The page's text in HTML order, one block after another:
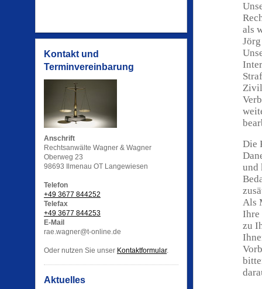
Kontakt und
Terminvereinbarung
Anschrift
Rechtsanwälte Wagner & Wagner
Oberweg 23
98693 Ilmenau OT Langewiesen
Telefon
+49 3677 844252
Telefax
+49 3677 844253
E-Mail
rae.wagner@t-online.de
Oder nutzen Sie unser Kontaktformular.
Aktuelles
als
Die
und
Als
Ihre
zu